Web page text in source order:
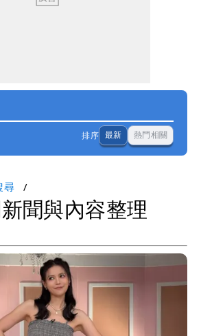
排序 最新 熱門相關
尋
聞與內容整理